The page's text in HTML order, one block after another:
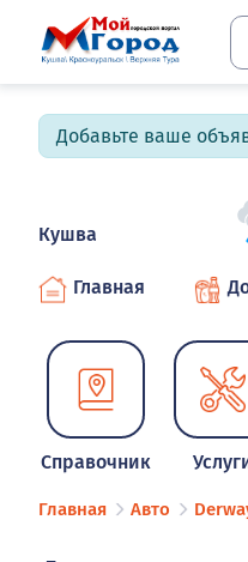
Добавьте ваше
Кушва
Главная
Справочник
Главная Авто